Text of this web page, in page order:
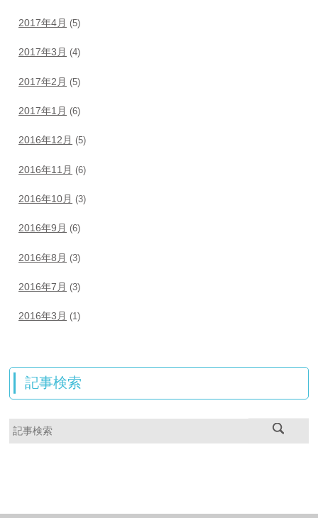
2017年4月 (5)
2017年3月 (4)
2017年2月 (5)
2017年1月 (6)
2016年12月 (5)
2016年11月 (6)
2016年10月 (3)
2016年9月 (6)
2016年8月 (3)
2016年7月 (3)
2016年3月 (1)
記事検索